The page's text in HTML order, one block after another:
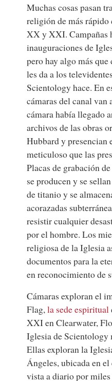
Muchas cosas pasan
religión de más
XX y XXI. Campañas
inauguraciones de
pero hay algo más que
les da a los
Scientology hace. En
cámaras del canal van
cámara había llegado
archivos de las obras
Hubbard y presencian
meticuloso que las
Placas de grabación
se producen y se
de titanio y se
acorazadas
resistir cualquier
por el hombre. Los
religiosa de la Iglesia
documentos para la
en reconocimiento de
Cámaras exploran el
Flag,la sede espiritual
XXI en Clearwater,
Iglesia de Scientology
Ellas exploran la
Ángeles, ubicada en
vista a diario por miles